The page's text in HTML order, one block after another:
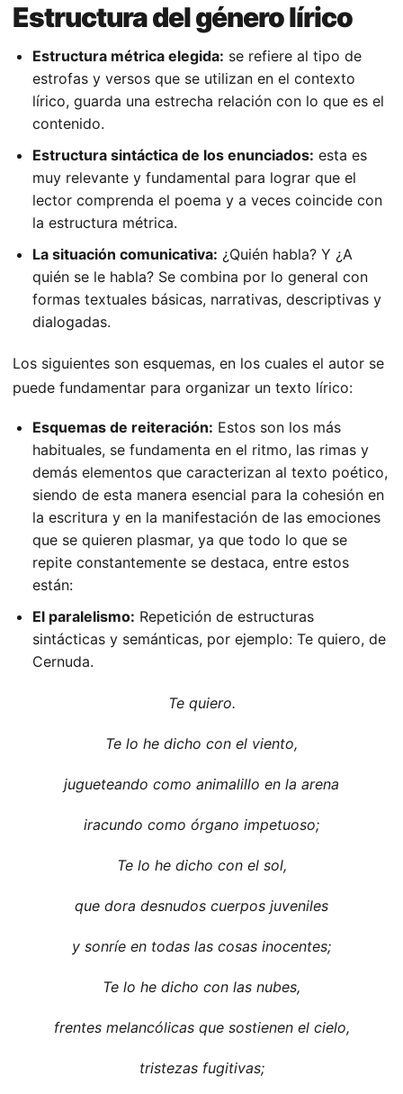
Estructura del género lírico
Estructura métrica elegida: se refiere al tipo de
estrofas y versos que se utilizan en el contexto
lírico, guarda una estrecha relación con lo que es el
contenido.
Estructura sintáctica de los enunciados: esta es
muy relevante y fundamental para lograr que el
lector comprenda el poema y a veces coincide con
la estructura métrica.
La situación comunicativa: ¿Quién habla? Y ¿A
quién se le habla? Se combina por lo general con
formas textuales básicas, narrativas, descriptivas y
dialogadas.
Los siguientes son esquemas, en los cuales el autor se
puede fundamentar para organizar un texto lírico:
Esquemas de reiteración: Estos son los más
habituales, se fundamenta en el ritmo, las rimas y
demás elementos que caracterizan al texto poético,
siendo de esta manera esencial para la cohesión en
la escritura y en la manifestación de las emociones
que se quieren plasmar, ya que todo lo que se
repite constantemente se destaca, entre estos
están:
El paralelismo: Repetición de estructuras
sintácticas y semánticas, por ejemplo: Te quiero, de
Cernuda.
Te quiero.
Te lo he dicho con el viento,
jugueteando como animalillo en la arena
iracundo como órgano impetuoso;
Te lo he dicho con el sol,
que dora desnudos cuerpos juveniles
y sonríe en todas las cosas inocentes;
Te lo he dicho con las nubes,
frentes melancólicas que sostienen el cielo,
tristezas fugitivas;